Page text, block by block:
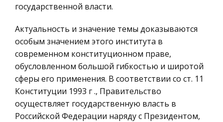
Гражданское право
Трудовое право
История государства и права зарубежных
стран
Транспорт
Банковское дело и кредитование
Учёт денежных средств
Наличное денежное обращение в Российской
Федерации регулируется Положением ЦБ РФ от
5 января 1998 г. № 14-П «О правилах
организации наличного денежного обращения
на территории Российской Федерации» (в
Фирма: теория и практика в России
Поэтому изучение поведения фирм является
государственной власти.
Актуальность и значение темы доказываются
особым значением этого института в
современном конституционном праве,
обусловленном большой гибкостью и широтой
сферы его применения. В соответствии со ст. 11
Конституции 1993 г ., Правительство
осуществляет государственную власть в
Российской Федерации наряду с Президентом,